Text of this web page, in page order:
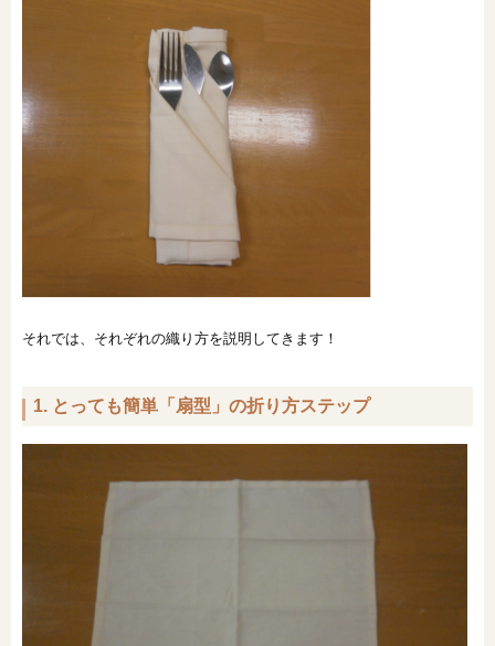
それでは、それぞれの織り方を説明してきます！
1. とっても簡単「扇型」の折り方ステップ